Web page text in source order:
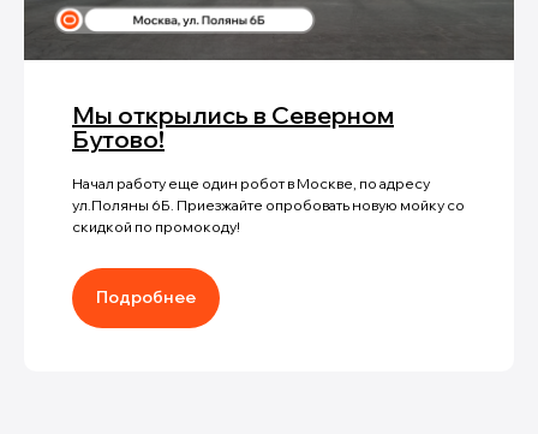
Мы открылись в Северном
Бутово!
Начал работу еще один робот в Москве, по адресу
ул.Поляны 6Б. Приезжайте опробовать новую мойку со
скидкой по промокоду!
Подробнее